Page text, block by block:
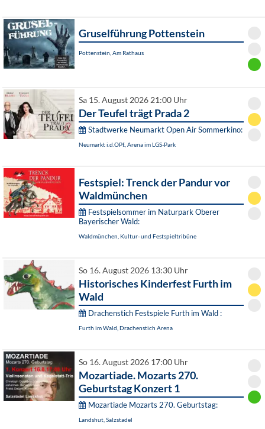
Gruselführung Pottenstein
Pottenstein, Am Rathaus
Sa 15. August 2026 21:00 Uhr
Der Teufel trägt Prada 2
Stadtwerke Neumarkt Open Air Sommerkino:
Neumarkt i.d.OPf., Arena im LGS-Park
Festspiel: Trenck der Pandur vor
Waldmünchen
Festspielsommer im Naturpark Oberer
Bayerischer Wald:
Waldmünchen, Kultur- und Festspieltribüne
So 16. August 2026 13:30 Uhr
Historisches Kinderfest Furth im
Wald
Drachenstich Festspiele Furth im Wald :
Furth im Wald, Drachenstich Arena
So 16. August 2026 17:00 Uhr
Mozartiade. Mozarts 270.
Geburtstag Konzert 1
Mozartiade Mozarts 270. Geburtstag:
Landshut, Salzstadel